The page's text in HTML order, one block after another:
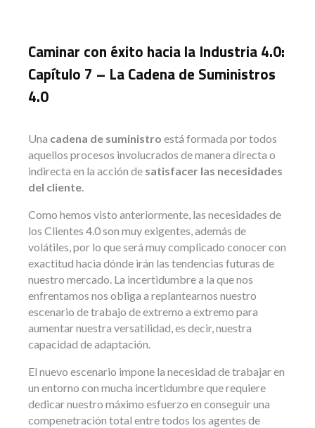
Caminar con éxito hacia la Industria 4.0:
Capítulo 7 – La Cadena de Suministros
4.0
Una cadena de suministro está formada por todos
aquellos procesos involucrados de manera directa o
indirecta en la acción de satisfacer las necesidades
del cliente.
Como hemos visto anteriormente, las necesidades de
los Clientes 4.0 son muy exigentes, además de
volátiles, por lo que será muy complicado conocer con
exactitud hacia dónde irán las tendencias futuras de
nuestro mercado. La incertidumbre a la que nos
enfrentamos nos obliga a replantearnos nuestro
escenario de trabajo de extremo a extremo para
aumentar nuestra versatilidad, es decir, nuestra
capacidad de adaptación.
El nuevo escenario impone la necesidad de trabajar en
un entorno con mucha incertidumbre que requiere
dedicar nuestro máximo esfuerzo en conseguir una
compenetración total entre todos los agentes de